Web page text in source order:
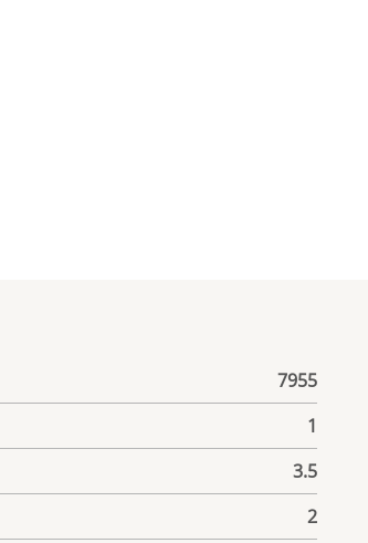
7955
1
3.5
2